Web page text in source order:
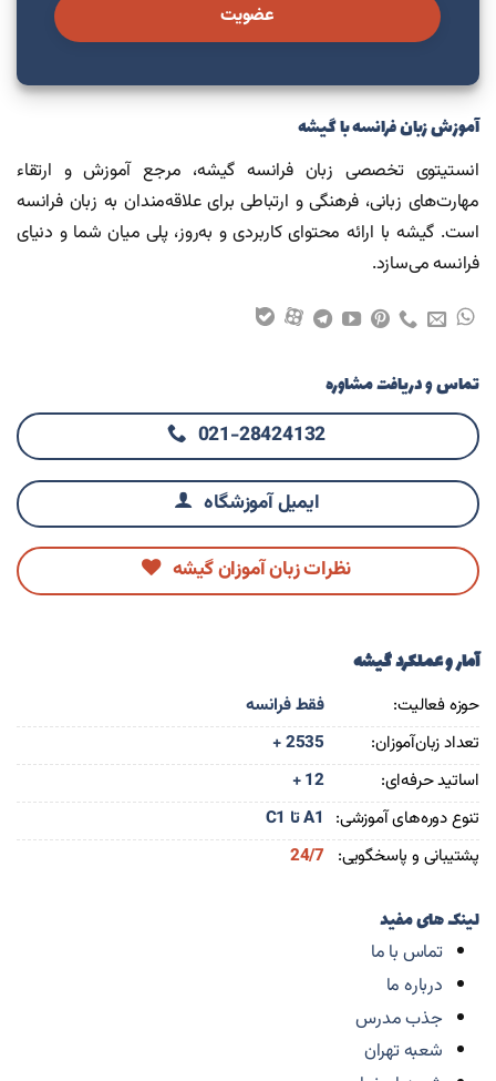
عضویت
آموزش زبان فرانسه با گیشه
انستیتوی تخصصی زبان فرانسه گیشه، مرجع آموزش و ارتقاء
مهارت‌های زبانی، فرهنگی و ارتباطی برای علاقه‌مندان به زبان فرانسه
است. گیشه با ارائه محتوای کاربردی و به‌روز، پلی میان شما و دنیای
فرانسه می‌سازد.
تماس و دریافت مشاوره
021-28424132
ایمیل آموزشگاه
نظرات زبان آموزان گیشه
لینک های مفید
تماس با ما
درباره ما
جذب مدرس
شعبه تهران
آمار و عملکرد گیشه
حوزه فعالیت:
فقط فرانسه
تعداد زبان‌آموزان:
+ 2535
اساتید حرفه‌ای:
+ 12
تنوع دوره‌های آموزشی: A1 تا C1
پشتیبانی و پاسخگویی: 24/7